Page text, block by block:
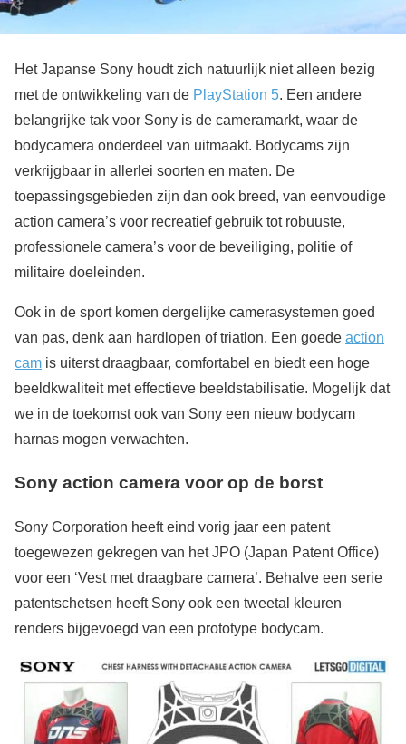
Het Japanse Sony houdt zich natuurlijk niet alleen bezig
met de ontwikkeling van de PlayStation 5. Een andere
belangrijke tak voor Sony is de cameramarkt, waar de
bodycamera onderdeel van uitmaakt. Bodycams zijn
verkrijgbaar in allerlei soorten en maten. De
toepassingsgebieden zijn dan ook breed, van eenvoudige
action camera’s voor recreatief gebruik tot robuuste,
professionele camera’s voor de beveiliging, politie of
militaire doeleinden.
Ook in de sport komen dergelijke camerasystemen goed
van pas, denk aan hardlopen of triatlon. Een goede action
cam is uiterst draagbaar, comfortabel en biedt een hoge
beeldkwaliteit met effectieve beeldstabilisatie. Mogelijk dat
we in de toekomst ook van Sony een nieuw bodycam
harnas mogen verwachten.
Sony action camera voor op de borst
Sony Corporation heeft eind vorig jaar een patent
toegewezen gekregen van het JPO (Japan Patent Office)
voor een ‘Vest met draagbare camera’. Behalve een serie
patentschetsen heeft Sony ook een tweetal kleuren
renders bijgevoegd van een prototype bodycam.